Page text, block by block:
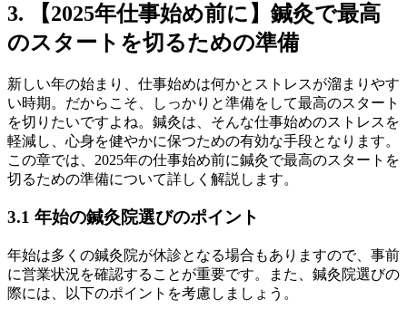
3. 【2025年仕事始め前に】鍼灸で最高
のスタートを切るための準備
新しい年の始まり、仕事始めは何かとストレスが溜まりやす
い時期。だからこそ、しっかりと準備をして最高のスタート
を切りたいですよね。鍼灸は、そんな仕事始めのストレスを
軽減し、心身を健やかに保つための有効な手段となります。
この章では、2025年の仕事始め前に鍼灸で最高のスタートを
切るための準備について詳しく解説します。
3.1 年始の鍼灸院選びのポイント
年始は多くの鍼灸院が休診となる場合もありますので、事前
に営業状況を確認することが重要です。また、鍼灸院選びの
際には、以下のポイントを考慮しましょう。